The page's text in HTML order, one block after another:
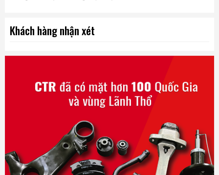
Khách hàng nhận xét